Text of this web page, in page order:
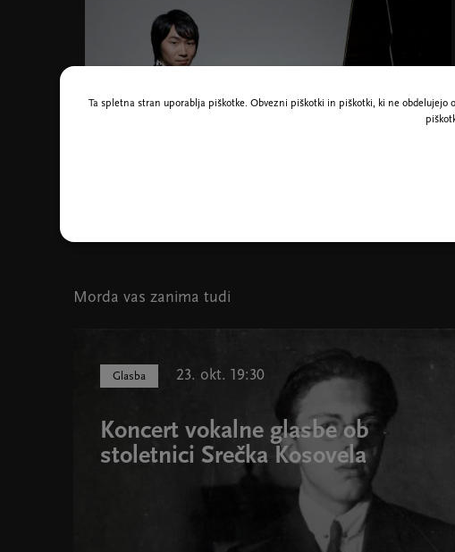
Morda vas zanima tudi
Glasba 23. okt. 19:30
Koncert vokalne glasbe ob
stoletnici Srečka Kosovela
Ta spletna stran uporablja piškotke. Obvezni piškotki in piškotki, ki ne